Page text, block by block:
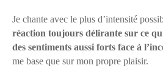
Je chante avec le plus d’intensité
réaction toujours délirante sur ce
des sentiments aussi forts face à
me base que sur mon propre plaisir.